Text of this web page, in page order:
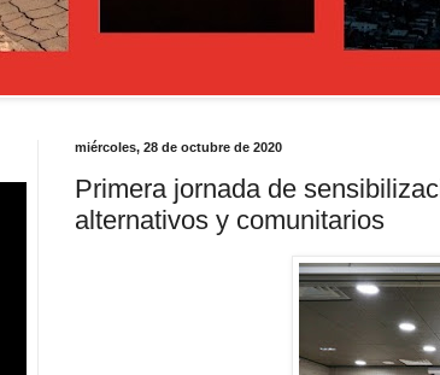
miércoles, 28 de octubre de 2020
Primera jornada de
alternativos y comunitarios